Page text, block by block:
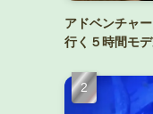
アドベンチャ
行く５時間モ